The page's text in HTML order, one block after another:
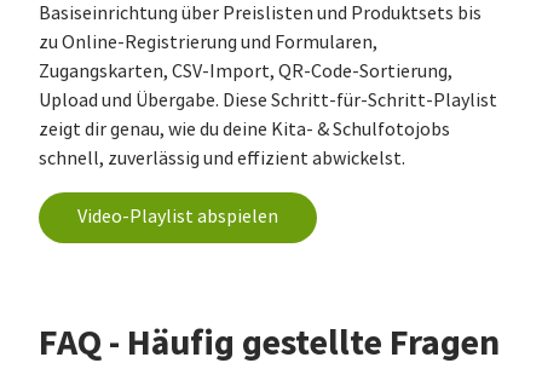
Basiseinrichtung über Preislisten und Produktsets bis
zu Online-Registrierung und Formularen,
Zugangskarten, CSV-Import, QR-Code-Sortierung,
Upload und Übergabe. Diese Schritt-für-Schritt-Playlist
zeigt dir genau, wie du deine Kita- & Schulfotojobs
schnell, zuverlässig und effizient abwickelst.
Video‑Playlist abspielen
FAQ - Häufig gestellte Fragen